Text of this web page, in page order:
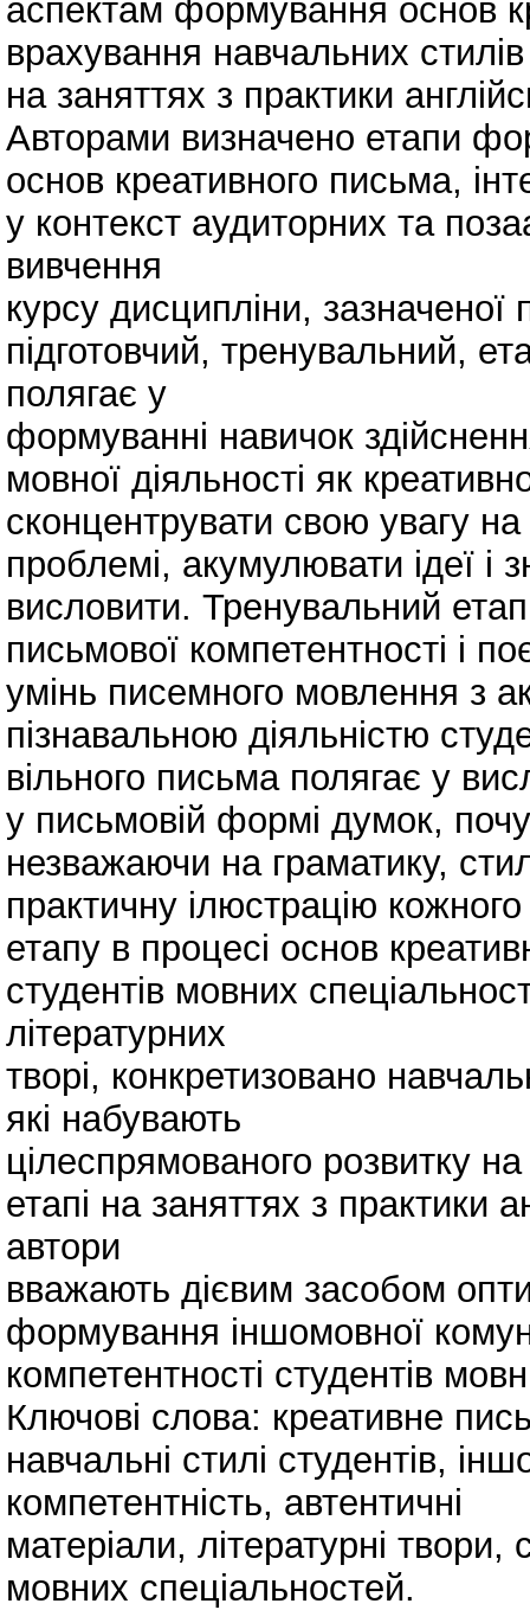
аспектам формування основ
врахування навчальних стилів
на заняттях з практики
Авторами визначено етапи
основ креативного письма,
у контекст аудиторних та
вивчення
курсу дисципліни, зазначеної
підготовчий, тренувальний,
полягає у
формуванні навичок
мовної діяльності як
сконцентрувати свою увагу на
проблемі, акумулювати ідеї
висловити. Тренувальний
письмової компетентності і
умінь писемного мовлення з
пізнавальною діяльністю
вільного письма полягає у
у письмовій формі думок,
незважаючи на граматику,
практичну ілюстрацію кожного
етапу в процесі основ
студентів мовних
літературних
творі, конкретизовано
які набувають
цілеспрямованого розвитку
етапі на заняттях з практики
автори
вважають дієвим засобом
формування іншомовної
компетентності студентів
Ключові слова: креативне
навчальні стилі студентів,
компетентність, автентичні
матеріали, літературні твори,
мовних спеціальностей.